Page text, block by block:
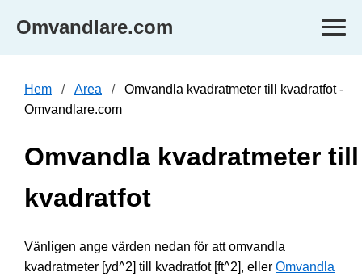
Omvandlare.com
Hem Area
Omvandla kvadratmeter till kvadratfot -
Omvandlare.com
Omvandla kvadratmeter till
kvadratfot
Vänligen ange värden nedan för att omvandla
kvadratmeter [yd^2] till kvadratfot [ft^2], eller Omvandla